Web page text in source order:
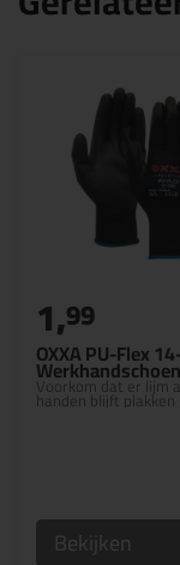
OXXA PU-Flex
Werkhandschoen
Voorkom dat er lijm
handen blijft plakken
1,99
Bekijken